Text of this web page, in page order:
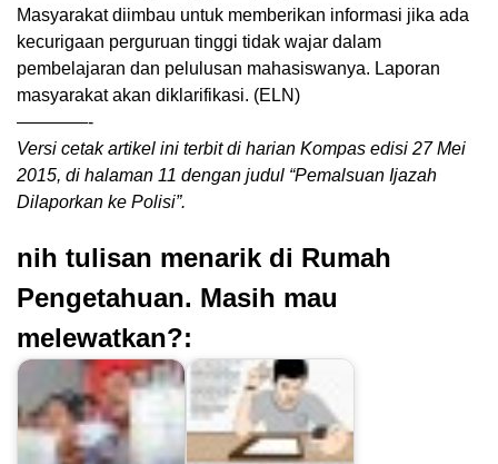
Masyarakat diimbau untuk memberikan informasi jika ada
kecurigaan perguruan tinggi tidak wajar dalam
pembelajaran dan pelulusan mahasiswanya. Laporan
masyarakat akan diklarifikasi. (ELN)
————-
Versi cetak artikel ini terbit di harian Kompas edisi 27 Mei
2015, di halaman 11 dengan judul “Pemalsuan Ijazah
Dilaporkan ke Polisi”.
nih tulisan menarik di Rumah
Pengetahuan. Masih mau
melewatkan?: